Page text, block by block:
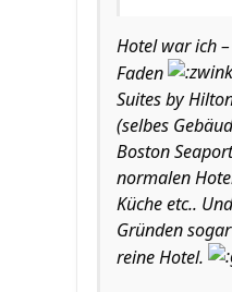
Hotel war ich
Faden
Suites by
(selbes
Boston
normalen
Küche etc..
Gründen
reine Hotel.